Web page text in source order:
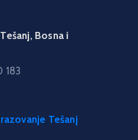
Bosna i
183
Tešanj